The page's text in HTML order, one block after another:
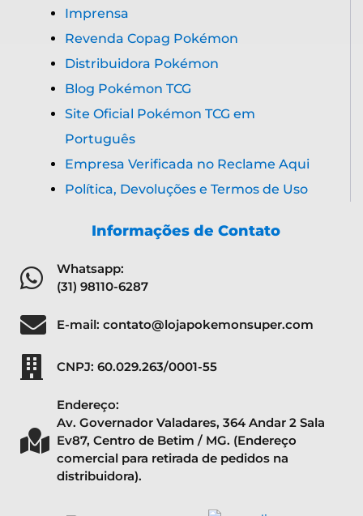
Imprensa
Revenda Copag Pokémon
Distribuidora Pokémon
Blog Pokémon TCG
Site Oficial Pokémon TCG em
Português
Empresa Verificada no Reclame Aqui
Política, Devoluções e Termos de Uso
Informações de Contato
Whatsapp:
(31) 98110-6287
E-mail: contato@lojapokemonsuper.com
CNPJ: 60.029.263/0001-55
Endereço:
Av. Governador Valadares, 364 Andar 2 Sala
Ev87, Centro de Betim / MG. (Endereço
comercial para retirada de pedidos na
distribuidora).